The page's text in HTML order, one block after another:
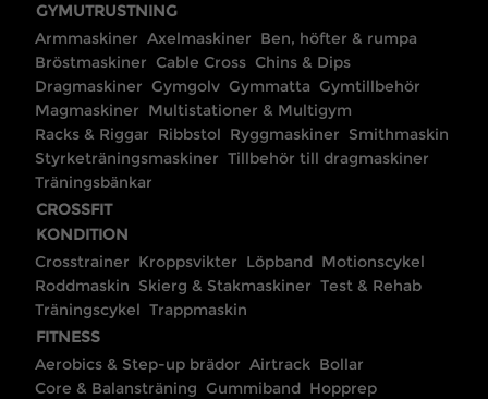
GYMUTRUSTNING
Armmaskiner Axelmaskiner Ben, höfter & rumpa
Bröstmaskiner Cable Cross Chins & Dips
Dragmaskiner Gymgolv Gymmatta Gymtillbehör
Magmaskiner Multistationer & Multigym
Racks & Riggar Ribbstol Ryggmaskiner Smithmaskin
Styrketräningsmaskiner Tillbehör till dragmaskiner
Träningsbänkar
CROSSFIT
KONDITION
Crosstrainer Kroppsvikter Löpband Motionscykel
Roddmaskin Skierg & Stakmaskiner Test & Rehab
Träningscykel Trappmaskin
FITNESS
Aerobics & Step-up brädor Airtrack Bollar
Core & Balansträning Gummiband Hopprep